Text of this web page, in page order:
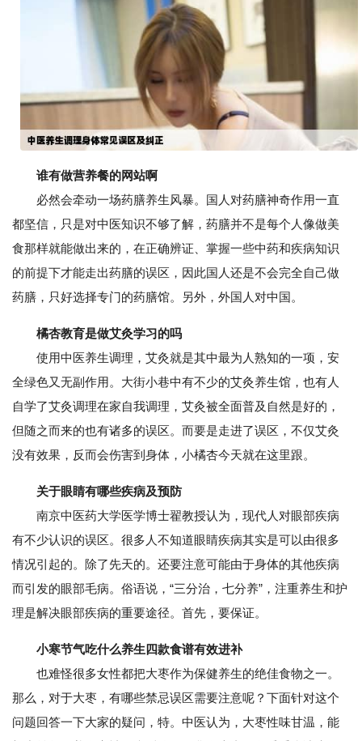
谁有做营养餐的网站啊
必然会牵动一场药膳养生风暴。国人对药膳神奇作用一直
都坚信，只是对中医知识不够了解，药膳并不是每个人像做美
食那样就能做出来的，在正确辨证、掌握一些中药和疾病知识
的前提下才能走出药膳的误区，因此国人还是不会完全自己做
药膳，只好选择专门的药膳馆。另外，外国人对中国。
橘杏教育是做艾灸学习的吗
使用中医养生调理，艾灸就是其中最为人熟知的一项，安
全绿色又无副作用。大街小巷中有不少的艾灸养生馆，也有人
自学了艾灸调理在家自我调理，艾灸被全面普及自然是好的，
但随之而来的也有诸多的误区。而要是走进了误区，不仅艾灸
没有效果，反而会伤害到身体，小橘杏今天就在这里跟。
关于眼睛有哪些疾病及预防
南京中医药大学医学博士翟教授认为，现代人对眼部疾病
有不少认识的误区。很多人不知道眼睛疾病其实是可以由很多
情况引起的。除了先天的。还要注意可能由于身体的其他疾病
而引发的眼部毛病。俗语说，“三分治，七分养”，注重养生和护
理是解决眼部疾病的重要途径。首先，要保证。
小寒节气吃什么养生四款食谱有效进补
也难怪很多女性都把大枣作为保健养生的绝佳食物之一。
那么，对于大枣，有哪些禁忌误区需要注意呢？下面针对这个
问题回答一下大家的疑问，特。中医认为，大枣性味甘温，能